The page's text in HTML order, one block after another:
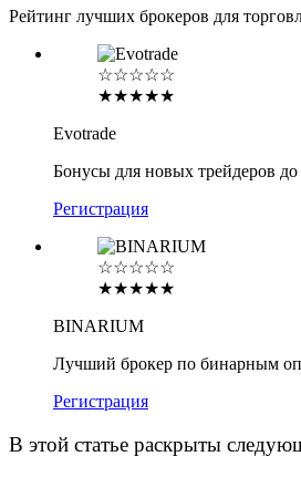
Рейтинг лучших брокеров для
☆☆☆☆☆
★★★★★
Evotrade
Бонусы для новых трейдеров до
Регистрация
☆☆☆☆☆
★★★★★
BINARIUM
Лучший брокер по бинарным
Регистрация
В этой статье раскрыты